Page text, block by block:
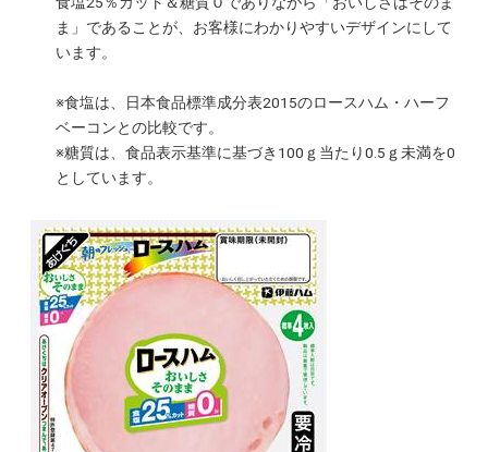
ま」であることが、お客様にわかりやすいデザインにして
います。
※食塩は、日本食品標準成分表2015のロースハム・ハーフ
ベーコンとの比較です。
※糖質は、食品表示基準に基づき100ｇ当たり0.5ｇ未満を0
としています。